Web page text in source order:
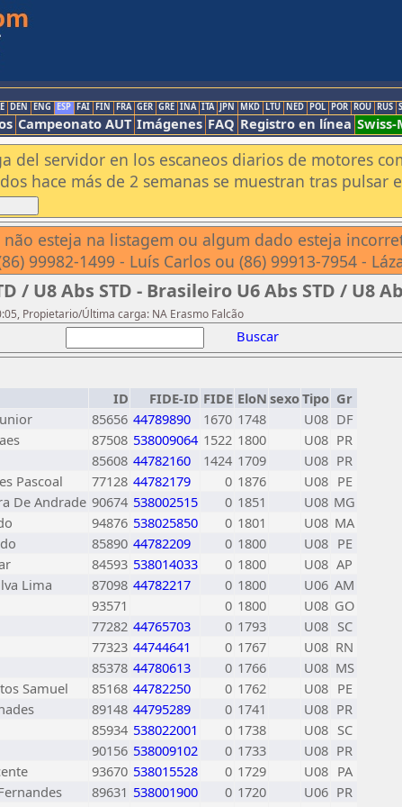
DEN ENG ESP FAI FIN FRA GER GRE INA ITA JPN MKD LTU NED POL POR ROU RUS
Campeonato AUT Imágenes FAQ Registro en línea
del servidor en los escaneos diarios de motores
hace más de 2 semanas se muestran tras pulsar
esteja na listagem ou algum dado esteja
99982-1499 - Luís Carlos ou (86) 99913-7954 -
/ U8 Abs STD - Brasileiro U6 Abs STD / U8
Propietario/Última carga: NA Erasmo Falcão
Buscar
ID FIDE-ID FIDE EloN sexoTipo Gr
85656 44789890 1670 1748 U08 DF
87508 538009064 1522 1800 U08 PR
85608 44782160 1424 1709 U08 PR
Pascoal 77128 44782179 0 1876 U08 PE
De Andrade 90674 538002515 0 1851 U08 MG
94876 538025850 0 1801 U08 MA
85890 44782209 0 1800 U08 PE
84593 538014033 0 1800 U08 AP
Lima 87098 44782217 0 1800 U06 AM
93571 0 1800 U08 GO
77282 44765703 0 1793 U08 SC
77323 44744641 0 1767 U08 RN
85378 44780613 0 1766 U08 MS
Samuel 85168 44782250 0 1762 U08 PE
89148 44795289 0 1741 U08 PR
85934 538022001 0 1738 U08 SC
90156 538009102 0 1733 U08 PR
93670 538015528 0 1729 U08 PA
89631 538001900 0 1720 U06 PR